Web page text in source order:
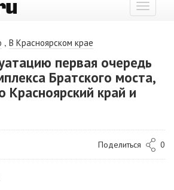
Показать
меню
, В Красноярском крае
первая очередь
Братского моста,
Красноярский край и
Поделиться 0